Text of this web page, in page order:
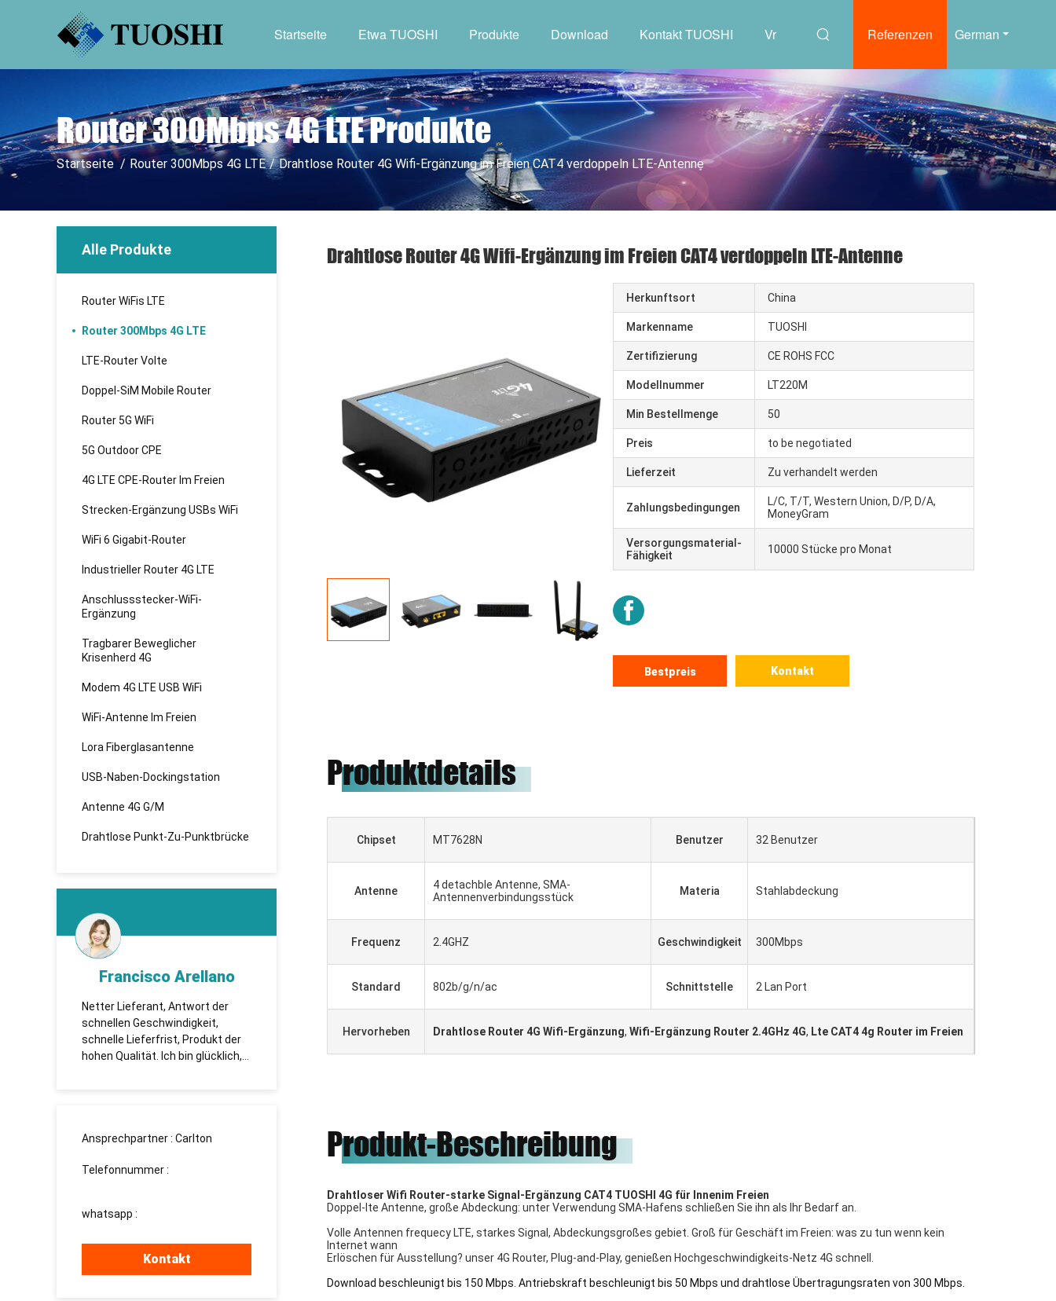
German
Referenzen
Startseite Etwa TUOSHI Produkte Download Kontakt TUOSHI Vr
Router 300Mbps 4G LTE Produkte
Startseite / Router 300Mbps 4G LTE / Drahtlose Router 4G Wifi-Ergänzung im Freien CAT4 verdoppeln LTE-Antenne
Alle Produkte
Router WiFis LTE
Router 300Mbps 4G LTE
LTE-Router Volte
Doppel-SiM Mobile Router
Router 5G WiFi
5G Outdoor CPE
4G LTE CPE-Router Im Freien
Strecken-Ergänzung USBs WiFi
WiFi 6 Gigabit-Router
Industrieller Router 4G LTE
Anschlussstecker-WiFi-
Ergänzung
Tragbarer Beweglicher
Krisenherd 4G
Modem 4G LTE USB WiFi
WiFi-Antenne Im Freien
Lora Fiberglasantenne
USB-Naben-Dockingstation
Antenne 4G G/M
Drahtlose Punkt-Zu-Punktbrücke
KHADBAATAR
TUOSHI - надежная компания,
которая впервые установила
сотрудничество и имеет
долгосрочное сотрудничество.
Wir sind zum Arbeiten gewesen,
sind guter Lieferant und gute
Freunde, unsere Ehre, zum mit
Ansprechpartner : Carlton
Telefonnummer :
whatsapp :
Kontakt
Drahtlose Router 4G Wifi-Ergänzung im Freien CAT4 verdoppeln LTE-Antenne
Herkunftsort China
Markenname TUOSHI
Zertifizierung CE ROHS FCC
Modellnummer LT220M
Min Bestellmenge 50
Preis to be negotiated
Lieferzeit Zu verhandelt werden
Zahlungsbedingungen
L/C, T/T, Western Union, D/P, D/A,
MoneyGram
Versorgungsmaterial-
Fähigkeit
10000 Stücke pro Monat
Bestpreis Kontakt
Produktdetails
Chipset MT7628N Benutzer 32 Benutzer
Antenne
4 detachble Antenne, SMA-
Antennenverbindungsstück
Materia Stahlabdeckung
Frequenz 2.4GHZ Geschwindigkeit 300Mbps
Standard 802b/g/n/ac Schnittstelle 2 Lan Port
Hervorheben Drahtlose Router 4G Wifi-Ergänzung, Wifi-Ergänzung Router 2.4GHz 4G, Lte CAT4 4g Router im Freien
Produkt-Beschreibung
Drahtloser Wifi Router-starke Signal-Ergänzung CAT4 TUOSHI 4G für Innenim Freien
Doppel-lte Antenne, große Abdeckung: unter Verwendung SMA-Hafens schließen Sie ihn als Ihr Bedarf an.
Volle Antennen frequecy LTE, starkes Signal, Abdeckungsgroßes gebiet. Groß für Geschäft im Freien: was zu tun wenn kein
Internet wann
Erlöschen für Ausstellung? unser 4G Router, Plug-and-Play, genießen Hochgeschwindigkeits-Netz 4G schnell.
Download beschleunigt bis 150 Mbps. Antriebskraft beschleunigt bis 50 Mbps und drahtlose Übertragungsraten von 300 Mbps.